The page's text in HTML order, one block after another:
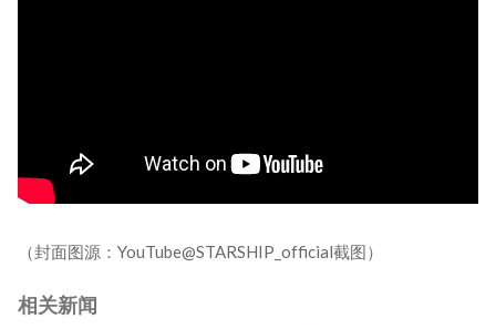
（封面图源：YouTube@STARSHIP_official截图）
相关新闻